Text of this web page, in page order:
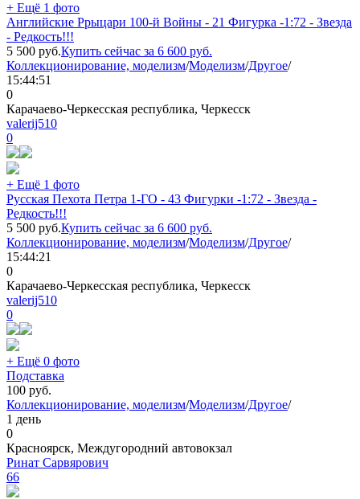
+ Ещё 1 фото
Английские Ррыцари 100-й Войны - 21 Фигурка -1:72 - Звезда
- Редкость!!!
5 500 руб.Купить сейчас за 6 600 руб.
Коллекционирование, моделизм/Моделизм/Другое/
15:44:51
0
Карачаево-Черкесская республика, Черкесск
valerij510
0
+ Ещё 1 фото
Русская Пехота Петра 1-ГО - 43 Фигурки -1:72 - Звезда -
Редкость!!!
5 500 руб.Купить сейчас за 6 600 руб.
Коллекционирование, моделизм/Моделизм/Другое/
15:44:21
0
Карачаево-Черкесская республика, Черкесск
valerij510
0
+ Ещё 0 фото
Подставка
100 руб.
Коллекционирование, моделизм/Моделизм/Другое/
1 день
0
Красноярск, Междугородний автовокзал
Ринат Сарвярович
66